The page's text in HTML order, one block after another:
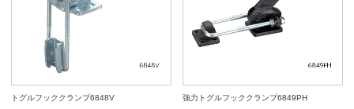
トグルフッククランプ6848V 強力トグルフッククランプ6849PH